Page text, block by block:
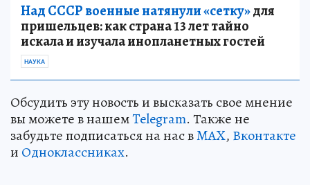
Над СССР военные натянули «сетку»для
пришельцев: как страна 13 лет тайно
искала и изучала инопланетных гостей
НАУКА
Обсудить эту новость и высказать свое мнение
вы можете в нашемTelegram. Также не
забудьте подписаться на нас вMAX, Вконтакте
и Одноклассниках.